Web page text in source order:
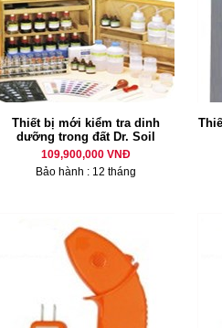
Thiết bị mới kiểm tra dinh
dưỡng trong đất Dr. Soil
109,900,000 VNĐ
Bảo hành : 12 tháng